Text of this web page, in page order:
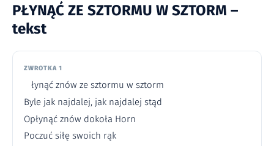
PŁYNĄĆ ZE SZTORMU W SZTORM –
tekst
ZWROTKA 1
łynąć znów ze sztormu w sztorm
Byle jak najdalej, jak najdalej stąd
Opłynąć znów dokoła Horn
Poczuć siłę swoich rąk